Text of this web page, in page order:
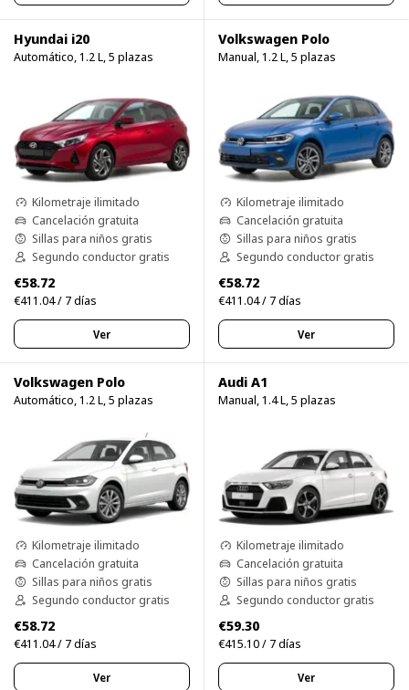
Hyundai i20
Automático, 1.2 L, 5 plazas
Kilometraje ilimitado
Cancelación gratuita
Sillas para niños gratis
Segundo conductor gratis
€58.72
€411.04 / 7 días
Ver
Volkswagen Polo
Manual, 1.2 L, 5 plazas
Kilometraje ilimitado
Cancelación gratuita
Sillas para niños gratis
Segundo conductor gratis
€58.72
€411.04 / 7 días
Ver
Volkswagen Polo
Automático, 1.2 L, 5 plazas
Kilometraje ilimitado
Cancelación gratuita
Sillas para niños gratis
Segundo conductor gratis
€58.72
€411.04 / 7 días
Ver
Audi A1
Manual, 1.4 L, 5 plazas
Kilometraje ilimitado
Cancelación gratuita
Sillas para niños gratis
Segundo conductor gratis
€59.30
€415.10 / 7 días
Ver